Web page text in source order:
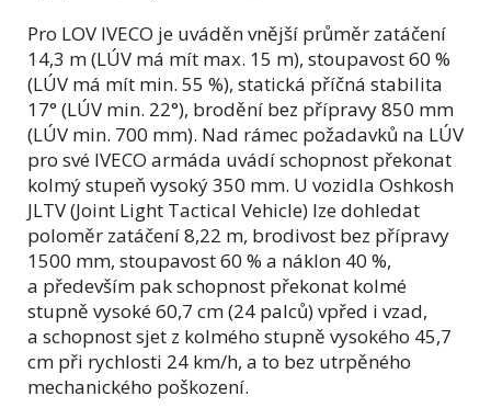
Pro LOV IVECO je uváděn vnější průměr zatáčení
14,3 m (LÚV má mít max. 15 m), stoupavost 60 %
(LÚV má mít min. 55 %), statická příčná stabilita
17° (LÚV min. 22°), brodění bez přípravy 850 mm
(LÚV min. 700 mm). Nad rámec požadavků na LÚV
pro své IVECO armáda uvádí schopnost překonat
kolmý stupeň vysoký 350 mm. U vozidla Oshkosh
JLTV (Joint Light Tactical Vehicle) lze dohledat
poloměr zatáčení 8,22 m, brodivost bez přípravy
1500 mm, stoupavost 60 % a náklon 40 %,
a především pak schopnost překonat kolmé
stupně vysoké 60,7 cm (24 palců) vpřed i vzad,
a schopnost sjet z kolmého stupně vysokého 45,7
cm při rychlosti 24 km/h, a to bez utrpěného
mechanického poškození.